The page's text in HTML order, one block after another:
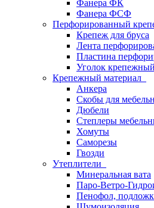
Фанера ФК
Фанера ФСФ
Перфорированный
Крепеж для бруса
Лента
Пластина
Уголок крепежный
Крепежный материал
Анкера
Скобы для
Дюбели
Степлеры
Хомуты
Саморезы
Гвозди
Утеплители
Минеральная вата
Паро-Ветро-
Пенофол,